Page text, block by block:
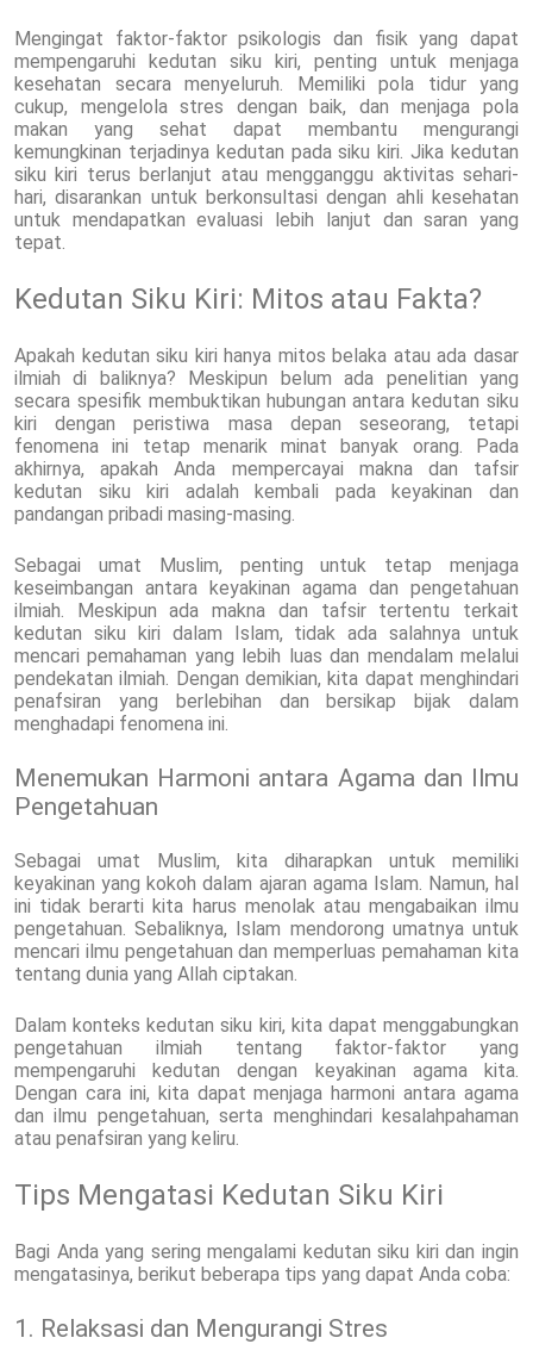
Mengingat faktor-faktor psikologis dan fisik yang dapat
mempengaruhi kedutan siku kiri, penting untuk menjaga
kesehatan secara menyeluruh. Memiliki pola tidur yang
cukup, mengelola stres dengan baik, dan menjaga pola
makan yang sehat dapat membantu mengurangi
kemungkinan terjadinya kedutan pada siku kiri. Jika kedutan
siku kiri terus berlanjut atau mengganggu aktivitas sehari-
hari, disarankan untuk berkonsultasi dengan ahli kesehatan
untuk mendapatkan evaluasi lebih lanjut dan saran yang
tepat.
Kedutan Siku Kiri: Mitos atau Fakta?
Apakah kedutan siku kiri hanya mitos belaka atau ada dasar
ilmiah di baliknya? Meskipun belum ada penelitian yang
secara spesifik membuktikan hubungan antara kedutan siku
kiri dengan peristiwa masa depan seseorang, tetapi
fenomena ini tetap menarik minat banyak orang. Pada
akhirnya, apakah Anda mempercayai makna dan tafsir
kedutan siku kiri adalah kembali pada keyakinan dan
pandangan pribadi masing-masing.
Sebagai umat Muslim, penting untuk tetap menjaga
keseimbangan antara keyakinan agama dan pengetahuan
ilmiah. Meskipun ada makna dan tafsir tertentu terkait
kedutan siku kiri dalam Islam, tidak ada salahnya untuk
mencari pemahaman yang lebih luas dan mendalam melalui
pendekatan ilmiah. Dengan demikian, kita dapat menghindari
penafsiran yang berlebihan dan bersikap bijak dalam
menghadapi fenomena ini.
Menemukan Harmoni antara Agama dan Ilmu
Pengetahuan
Sebagai umat Muslim, kita diharapkan untuk memiliki
keyakinan yang kokoh dalam ajaran agama Islam. Namun, hal
ini tidak berarti kita harus menolak atau mengabaikan ilmu
pengetahuan. Sebaliknya, Islam mendorong umatnya untuk
mencari ilmu pengetahuan dan memperluas pemahaman kita
tentang dunia yang Allah ciptakan.
Dalam konteks kedutan siku kiri, kita dapat menggabungkan
pengetahuan ilmiah tentang faktor-faktor yang
mempengaruhi kedutan dengan keyakinan agama kita.
Dengan cara ini, kita dapat menjaga harmoni antara agama
dan ilmu pengetahuan, serta menghindari kesalahpahaman
atau penafsiran yang keliru.
Tips Mengatasi Kedutan Siku Kiri
Bagi Anda yang sering mengalami kedutan siku kiri dan ingin
mengatasinya, berikut beberapa tips yang dapat Anda coba:
1. Relaksasi dan Mengurangi Stres